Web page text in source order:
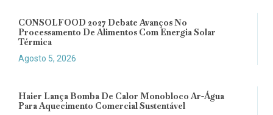
CONSOLFOOD 2027 Debate Avanços No
Processamento De Alimentos Com Energia Solar
Térmica
Agosto 5, 2026
Haier Lança Bomba De Calor Monobloco Ar-Água
Para Aquecimento Comercial Sustentável